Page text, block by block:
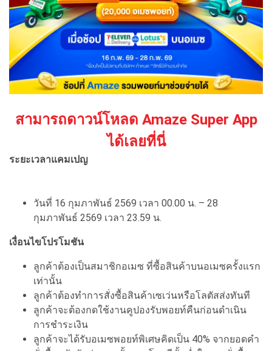
สามารถดาวน์โหลด Amaze Super App
ได้เลยที่นี่
ระยะเวลาแคมเปญ
วันที่ 16 กุมภาพันธ์ 2569 เวลา 00.00 น. – 28
กุมภาพันธ์ 2569 เวลา 23.59 น.
เงื่อนไขโปรโมชัน
ลูกค้าต้องเป็นสมาชิกอเมซ ที่ซื้อสินค้าบนอเมซครั้งแรก
เท่านั้น
ลูกค้าต้องทำการสั่งซื้อสินค้าเซเว่นหรือโลตัสส่งทันที
ลูกค้าจะต้องกดใช้งานคูปองรับพอยท์คืนก่อนดำเนิน
การชำระเงิน
ลูกค้าจะได้รับอเมซพอยท์พิเศษคิดเป็น 40% จากยอดคำ